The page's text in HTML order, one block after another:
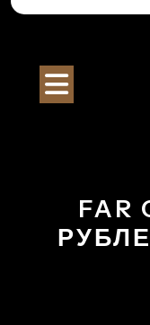
Перейти
FAR